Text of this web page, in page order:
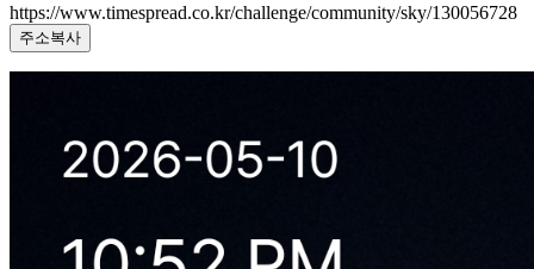
https://www.timespread.co.kr/challenge/community/sky/130056728
주소복사